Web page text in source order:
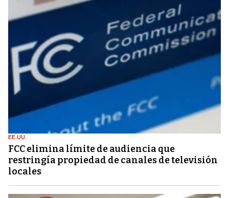
EE.UU.
FCC elimina límite de audiencia que
restringía propiedad de canales de televisión
locales